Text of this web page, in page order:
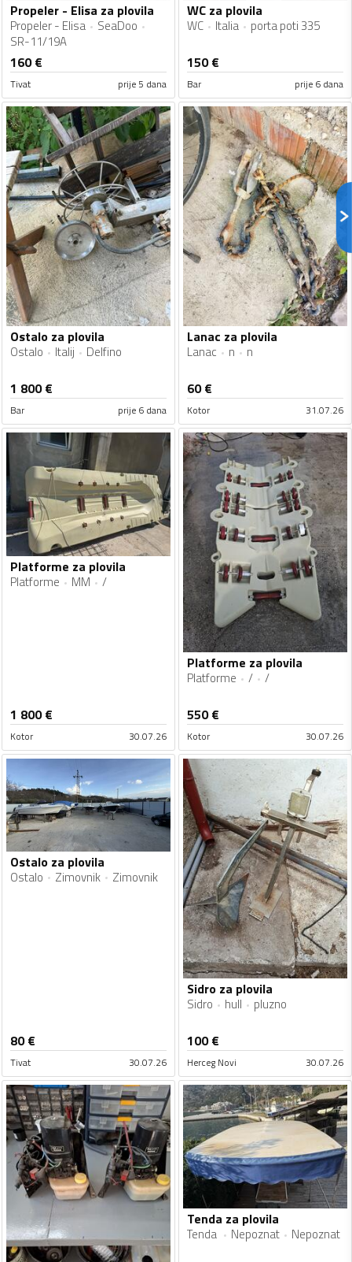
Propeler - Elisa za plovila
Propeler - Elisa
SeaDoo
SR-11/19A
160€
Tivat prije 5 dana
WC za plovila
WC Italia porta poti 335
150€
Bar prije 6 dana
Ostalo za plovila
Ostalo Italij Delfino
1 800€
Bar prije 6 dana
Lanac za plovila
Lanac n n
60€
Kotor 31.07.26
Platforme za plovila
Platforme MM /
1 800€
Kotor 30.07.26
Platforme za plovila
Platforme / /
550€
Kotor 30.07.26
Ostalo za plovila
Ostalo Zimovnik Zimovnik
80€
Tivat 30.07.26
Sidro za plovila
Sidro hull pluzno
100€
Herceg Novi 30.07.26
Tenda za plovila
Tenda Nepoznat Nepoznat